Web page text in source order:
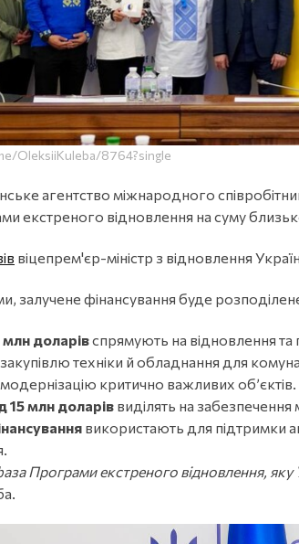
OleksiiKuleba/8764?single
агентство міжнародного
екстреного відновлення на суму
віцепрем'єр-міністр з відновлення
залучене фінансування буде
доларівспрямують на відновлення
закупівлю техніки й обладнання для
критично важливих об’єктів.
15 млн доларів виділять на
використають для підтримки
Програми екстреного відновлення, яку